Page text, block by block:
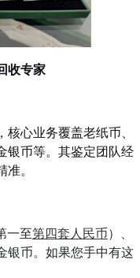
收专家
心业务覆盖老纸币、
银币等。其鉴定团队经
。
一至第四套人民币）、
银币。如果您手中有这